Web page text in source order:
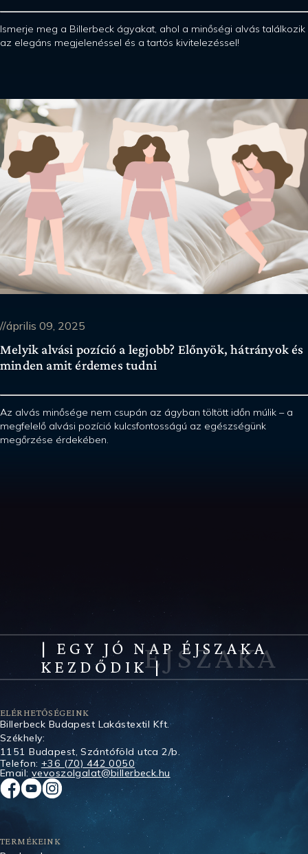
Ismerje meg a Billerbeck ágyakat, ahol a minőségi alvás találkozik
az elegáns megjelenéssel és a tartós kivitelezéssel!
//április 09, 2025
Melyik alvási pozíció a legjobb? Előnyök, hátrányok és
minden amit érdemes tudni
Az alvás minősége nem csupán az ágyban töltött időn múlik – a
megfelelő alvási pozíció kulcsfontosságú az egészségünk
megőrzése érdekében.
| EGY JÓ NAP ÉJSZAKA
KEZDŐDIK |
ELÉRHETŐSÉGEINK
Billerbeck Budapest Lakástextil Kft.
Székhely:
1151 Budapest, Szántóföld utca 2/b.
Telefon: +36 (70) 442 0050
Email:vevoszolgalat@billerbeck.hu
TERMÉKEINK